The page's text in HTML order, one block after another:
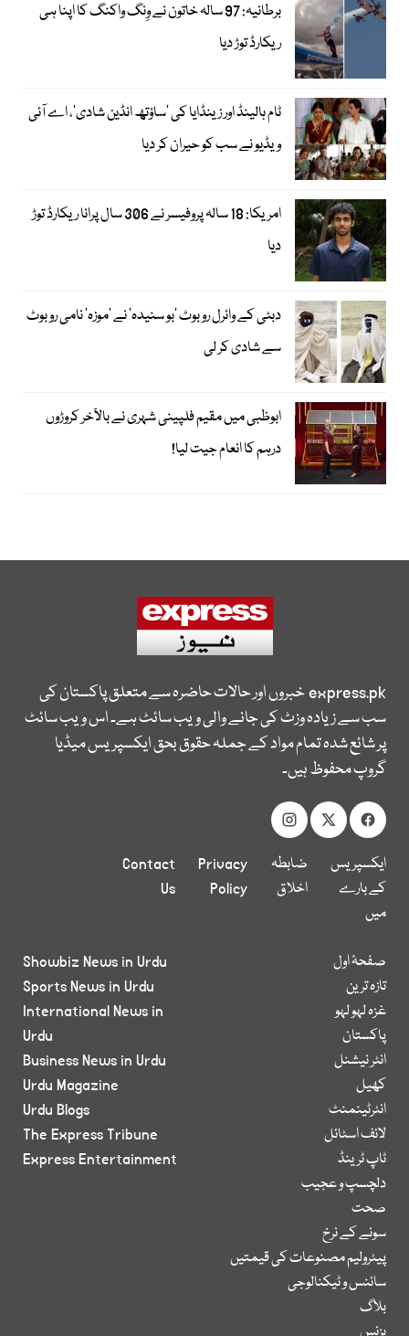
برطانیہ: 97 سالہ خاتون نے وِنگ واکنگ کا اپنا ہی
ریکارڈ توڑ دیا
ٹام ہالینڈ اور زینڈایا کی ’ساؤتھ انڈین شادی‘، اے آئی
ویڈیو نے سب کو حیران کر دیا
امریکا: 18 سالہ پروفیسر نے 306 سال پرانا ریکارڈ توڑ
دیا
دبئی کے وائرل روبوٹ ’بو سنیدہ‘ نے ’موزہ‘ نامی روبوٹ
سے شادی کر لی
ابوظبی میں مقیم فلپینی شہری نے بالآخر کروڑوں
درہم کا انعام جیت لیا!
express.pkخبروں اور حالات حاضرہ سے متعلق پاکستان کی
سب سے زیادہ وزٹ کی جانے والی ویب سائٹ ہے۔ اس ویب سائٹ
پر شائع شدہ تمام مواد کے جملہ حقوق بحق ایکسپریس میڈیا
گروپ محفوظ ہیں۔
ایکسپریس
کے بارے
میں
ضابطہ
اخلاق
Privacy
Policy
Contact
Us
صفحۂ اول
تازہ ترین
غزہ لہو لہو
پاکستان
انٹر نیشنل
کھیل
انٹرٹینمنٹ
لائف اسٹائل
ٹاپ ٹرینڈ
دلچسپ و عجیب
صحت
سونے کے نرخ
پیٹرولیم مصنوعات کی قیمتیں
سائنس و ٹیکنالوجی
بلاگ
Showbiz News in Urdu
Sports News in Urdu
International News in
Urdu
Business News in Urdu
Urdu Magazine
Urdu Blogs
The Express Tribune
Express Entertainment